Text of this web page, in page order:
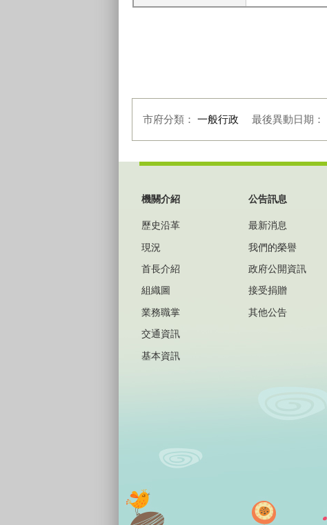
市府分類： 一般行政 最後異動日期：
機關介紹
歷史沿革
現況
首長介紹
組織圖
業務職掌
交通資訊
基本資訊
公告訊息
最新消息
我們的榮譽
政府公開資訊
接受捐贈
其他公告